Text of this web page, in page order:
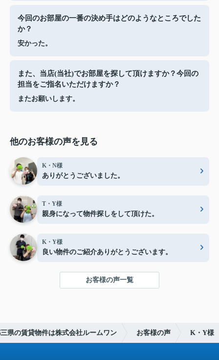
今回のお部屋の一番の決め手はどのようなところでした
か？
安かった。
また、当店(当社)でお部屋を探して頂けますか？今回の
担当をご指名いただけますか？
またお願いします。
他のお客様の声を見る
K・N様
ありがとうございました。
T・Y様
親身になって物件探しをして頂けた。
K・Y様
良い物件のご紹介ありがとうございます。
お客様の声一覧
県の賃貸物件は株式会社ルームワン お客様の声 K・Y様